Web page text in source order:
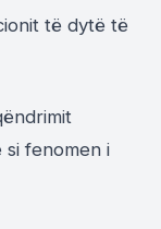
të dytë të
si fenomen i